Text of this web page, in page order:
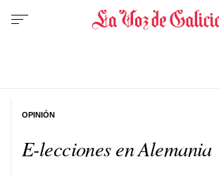
E-lecciones en Alemania
OPINIÓN